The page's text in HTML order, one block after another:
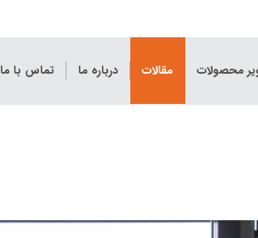
محصولات مقالات درباره ما تماس با ما